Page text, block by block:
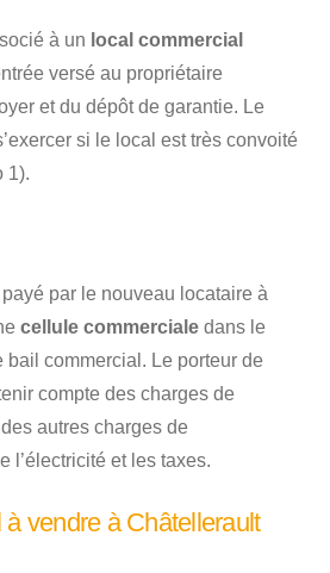
à un local commercial
versé au propriétaire
et du dépôt de garantie. Le
si le local est très convoité
1).
par le nouveau locataire à
cellule commerciale dans le
bail commercial. Le porteur de
compte des charges de
autres charges de
l’électricité et les taxes.
vendre à Châtellerault